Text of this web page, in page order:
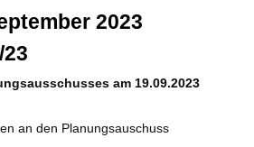
2023
am 19.09.2023
an den Planungsauschuss